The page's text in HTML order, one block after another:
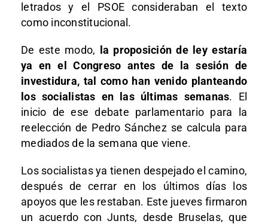
letrados y el PSOE consideraban el texto
como inconstitucional.
De este modo,
la proposición de ley estaría
ya en el Congreso antes de la sesión de
investidura, tal como han venido planteando
los socialistas en las últimas semanas. El
inicio de ese debate parlamentario para la
reelección de Pedro Sánchez se calcula para
mediados de la semana que viene.
Los socialistas ya tienen despejado el camino,
después de cerrar en los últimos días los
apoyos que les restaban. Este jueves firmaron
un acuerdo con Junts, desde Bruselas, que